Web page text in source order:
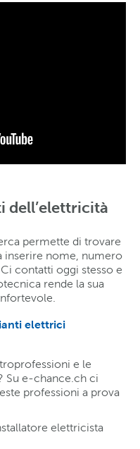
dell’elettricità
permette di trovare
inserire nome, numero
contatti oggi stesso e
rende la sua
elettrici
e le
Su e-chance.ch ci
professioni a prova
elettricista